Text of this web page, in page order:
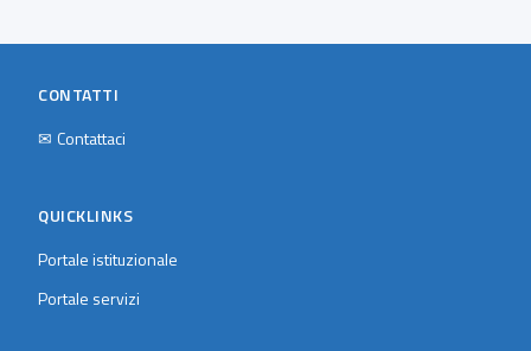
CONTATTI
✉ Contattaci
QUICKLINKS
Portale istituzionale
Portale servizi